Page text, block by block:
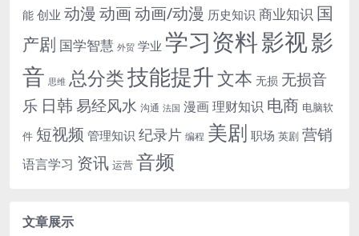
能 创业 动漫 动画动画/动漫 历史知识 商业知识 国
产剧 国学智慧 外贸 学业 学习资料影视影
音 思维 总分类技能提升文本 无损 无损音
乐 日韩易经风水 沟通 法国 漫画理财知识 电商 电脑软
件 短视频 管理知识 纪录片 编程 美剧 职场 英剧 营销
语言学习 资讯 运营 音频
文章展示